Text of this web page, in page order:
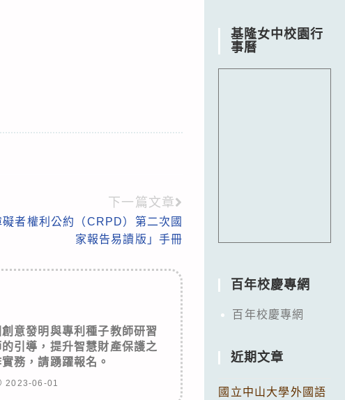
下一篇文章
者權利公約（CRPD）第二次國
家報告易讀版」手冊
意發明與專利種子教師研習
引導，提升智慧財產保護之
務，請踴躍報名。
2023-06-01
基隆女中校園行
事曆
百年校慶專網
百年校慶專網
近期文章
國立中山大學外國語